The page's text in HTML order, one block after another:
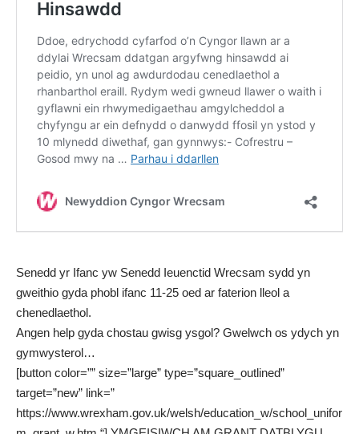
Senedd yr Ifanc yw Senedd Ieuenctid Wrecsam sydd yn
gweithio gyda phobl ifanc 11-25 oed ar faterion lleol a
chenedlaethol.
Angen help gyda chostau gwisg ysgol? Gwelwch os ydych yn
gymwysterol…
[button color=”” size=”large” type=”square_outlined”
target=”new” link=”
https://www.wrexham.gov.uk/welsh/education_w/school_unifor